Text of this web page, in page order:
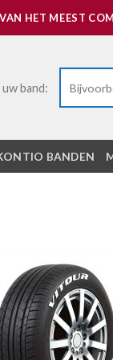
HET MEEST
band:
BANDEN
aan